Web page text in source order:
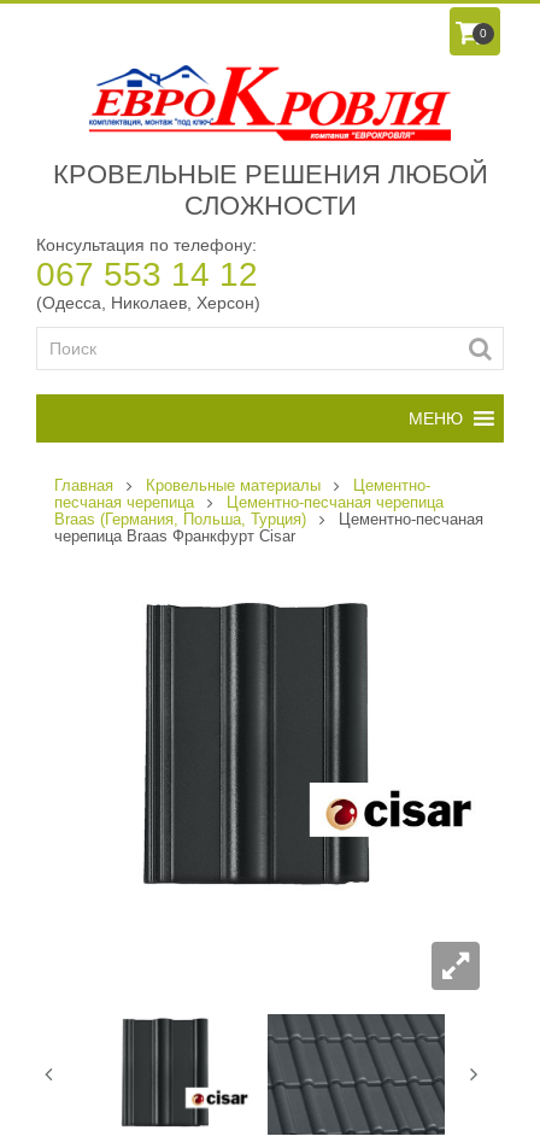
0
КРОВЕЛЬНЫЕ РЕШЕНИЯ ЛЮБОЙ
СЛОЖНОСТИ
Консультация по телефону:
067 553 14 12
(Одесса, Николаев, Херсон)
Главная Кровельные материалы
Цементно-
песчаная черепица
Цементно-песчаная черепица
Braas (Германия, Польша, Турция)
Цементно-песчаная
черепица Braas Франкфурт Cisar